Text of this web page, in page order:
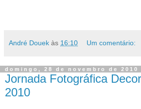
André Douek às 16:10 Um comentário:
domingo, 28 de novembro de 2010
Jornada Fotográfica
2010